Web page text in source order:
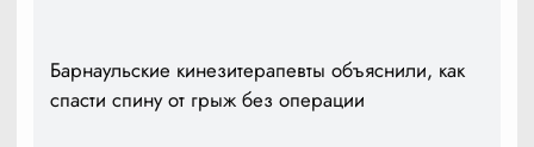
Барнаульские кинезитерапевты объяснили, как
спасти спину от грыж без операции